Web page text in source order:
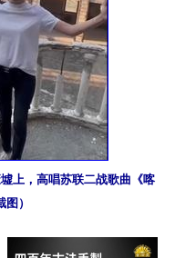
上，高唱苏联二战歌曲《喀
）